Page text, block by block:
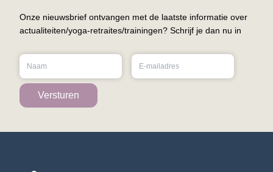
Onze nieuwsbrief ontvangen met de laatste informatie over
actualiteiten/yoga-retraites/trainingen? Schrijf je dan nu in